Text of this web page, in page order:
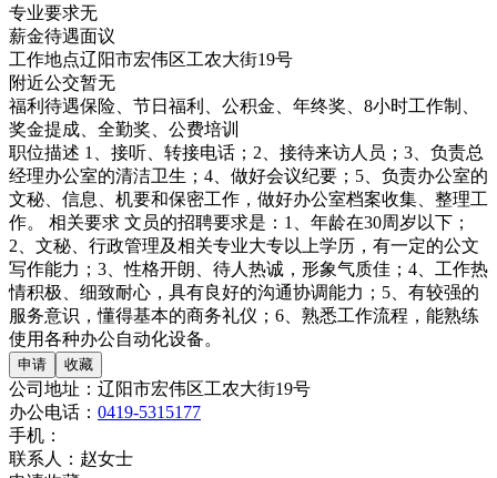
专业要求无
薪金待遇面议
工作地点辽阳市宏伟区工农大街19号
附近公交暂无
福利待遇保险、节日福利、公积金、年终奖、8小时工作制、
奖金提成、全勤奖、公费培训
职位描述 1、接听、转接电话；2、接待来访人员；3、负责总
经理办公室的清洁卫生；4、做好会议纪要；5、负责办公室的
文秘、信息、机要和保密工作，做好办公室档案收集、整理工
作。
相关要求 文员的招聘要求是：1、年龄在30周岁以下；
2、文秘、行政管理及相关专业大专以上学历，有一定的公文
写作能力；3、性格开朗、待人热诚，形象气质佳；4、工作热
情积极、细致耐心，具有良好的沟通协调能力；5、有较强的
服务意识，懂得基本的商务礼仪；6、熟悉工作流程，能熟练
使用各种办公自动化设备。
公司地址： 辽阳市宏伟区工农大街19号
办公电话： 0419-5315177
手机：
联系人： 赵女士